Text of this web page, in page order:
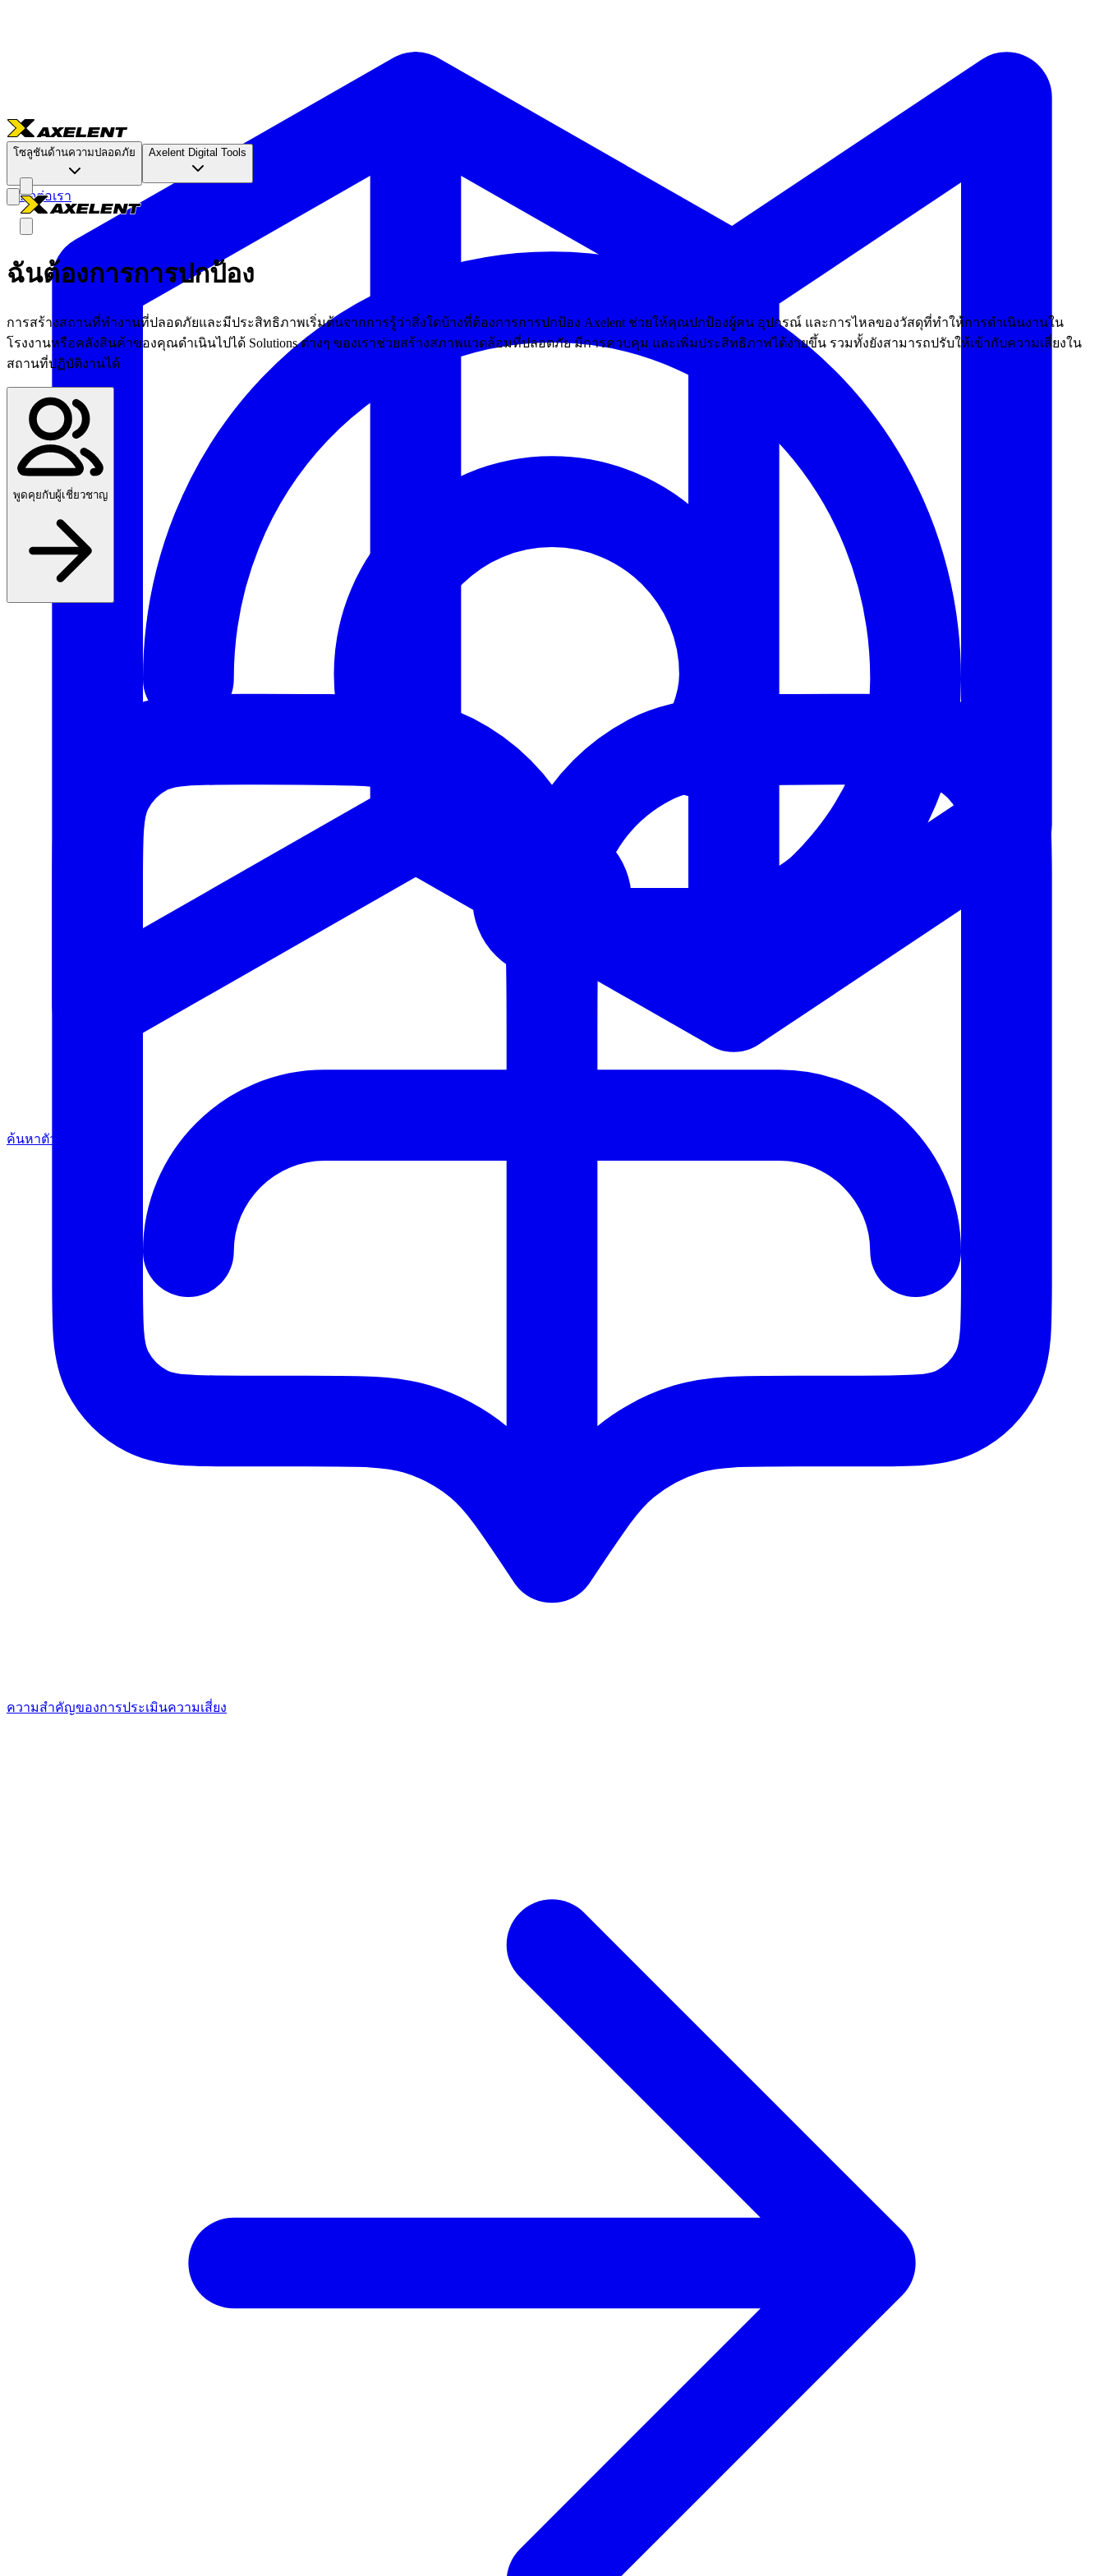
ค้นหาตัวแทน
โซลูชันด้านความปลอดภัย Axelent Digital Tools
ติดต่อเรา
ฉันต้องการการปกป้อง
การสร้างสถานที่ทำงานที่ปลอดภัยและมีประสิทธิภาพเริ่มต้นจากการรู้ว่าสิ่งใดบ้างที่ต้องการการปกป้อง Axelent ช่วยให้คุณปกป้องผู้คน อุปกรณ์ และการไหลของวัสดุที่ทำให้การดำเนินงานใน
โรงงานหรือคลังสินค้าของคุณดำเนินไปได้ Solutions ต่างๆ ของเราช่วยสร้างสภาพแวดล้อมที่ปลอดภัย มีการควบคุม และเพิ่มประสิทธิภาพได้ง่ายขึ้น รวมทั้งยังสามารถปรับให้เข้ากับความเสี่ยงใน
สถานที่ปฏิบัติงานได้
พูดคุยกับผู้เชี่ยวชาญ
ความสำคัญของการประเมินความเสี่ยง